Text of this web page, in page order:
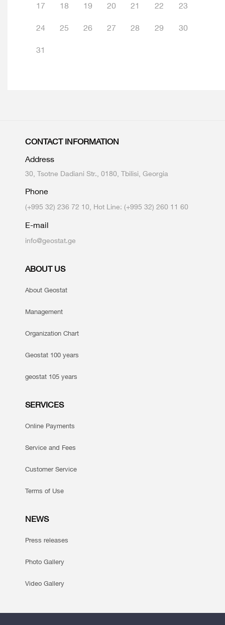
17 18 19 20 21 22 23
24 25 26 27 28 29 30
31
CONTACT INFORMATION
Address
30, Tsotne Dadiani Str., 0180, Tbilisi, Georgia
Phone
(+995 32) 236 72 10, Hot Line: (+995 32) 260 11 60
E-mail
info@geostat.ge
ABOUT US
About Geostat
Management
Organization Chart
Geostat 100 years
geostat 105 years
SERVICES
Online Payments
Service and Fees
Customer Service
Terms of Use
NEWS
Press releases
Photo Gallery
Video Gallery